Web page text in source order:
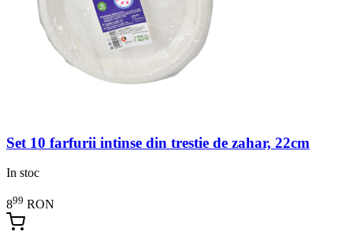
Set 10 farfurii intinse din trestie de zahar, 22cm
In stoc
899 RON